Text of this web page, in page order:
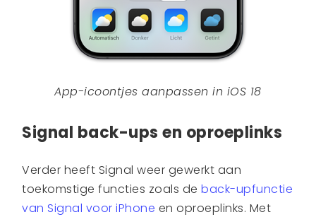
App-icoontjes aanpassen in iOS 18
Signal back-ups en oproeplinks
Verder heeft Signal weer gewerkt aan
toekomstige functies zoals deback-upfunctie
van Signal voor iPhone en oproeplinks. Met